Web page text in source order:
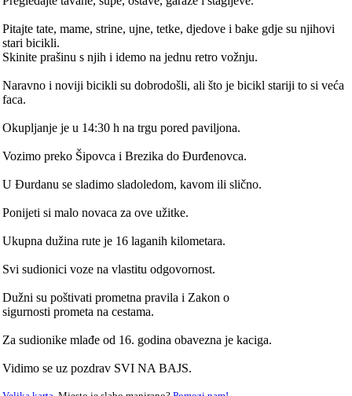
Pitajte tate, mame, strine, ujne, tetke, djedove i bake gdje su njihovi
stari bicikli.
Skinite prašinu s njih i idemo na jednu retro vožnju.
Naravno i noviji bicikli su dobrodošli, ali što je bicikl stariji to si veća
faca.
Okupljanje je u 14:30 h na trgu pored paviljona.
Vozimo preko Šipovca i Brezika do Đurđenovca.
U Đurdanu se sladimo sladoledom, kavom ili slično.
Ponijeti si malo novaca za ove užitke.
Ukupna dužina rute je 16 laganih kilometara.
Svi sudionici voze na vlastitu odgovornost.
Dužni su poštivati prometna pravila i Zakon o
sigurnosti prometa na cestama.
Za sudionike mlađe od 16. godina obavezna je kaciga.
Vidimo se uz pozdrav SVI NA BAJS.